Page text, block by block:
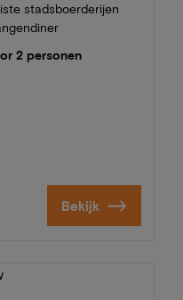
stadsboerderijen
2 personen
Bekijk